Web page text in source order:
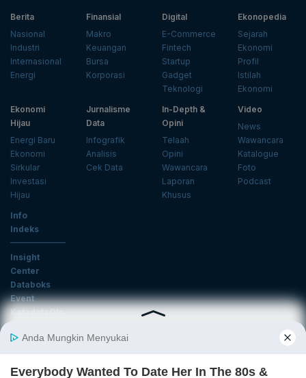
Berita
Nasional
Industri
Internasional
Energi
Finansial
Makro
Keuangan
Bursa
Korporasi
Digital
E-Commerce
Fintech
Startup
Gadget
Teknologi
Ekonopedia
Sejarah
Ekonomi
Profil
Istilah
Ekonomi
Ekonomi
Hijau
Energi Baru
Ekonomi
Sirkular
Investasi
Hijau
Jurnalisme
Data
Infografik
Analisis
Cek Data
In-Depth &
Opini
Telaah
Opini
Wawancara
Laporan
Khusus
Video
News
Wawancara
Katalogue
Foto
Podcast
Info
Indeks
Insight
Center
Databoks
Event
KatadataOto
Email